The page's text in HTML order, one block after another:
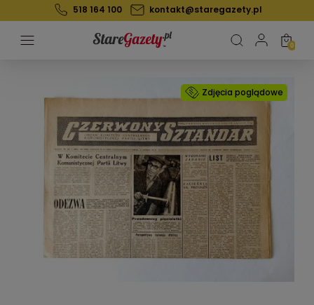
518 164 100 kontakt@staregazety.pl
Zdjęcia poglądowe